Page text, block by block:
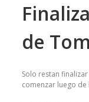
de
Solo restan
comenzar luego de